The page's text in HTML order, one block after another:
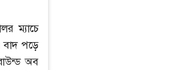
ম্যাচে
বাদ পড়ে
অব